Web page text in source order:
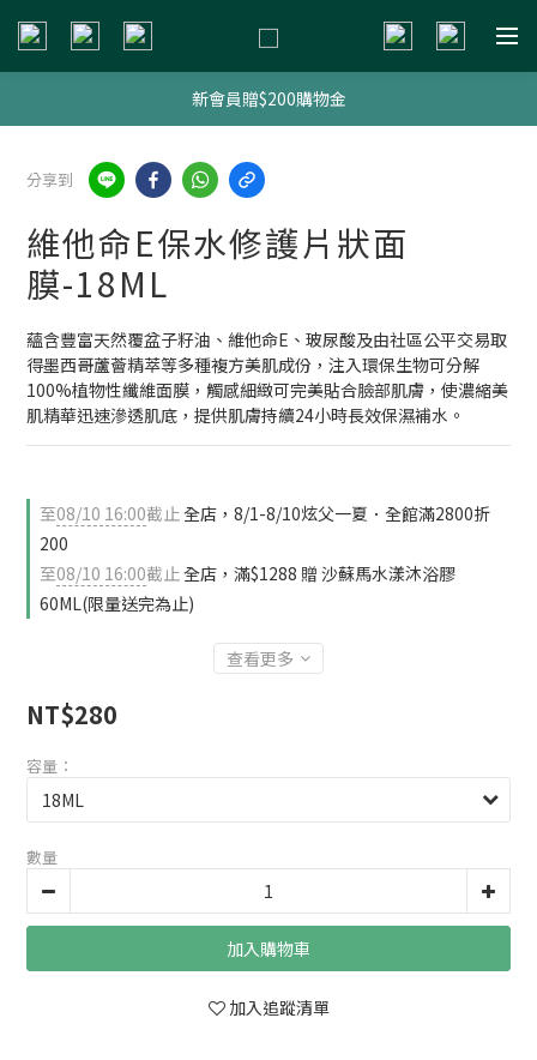
新會員贈$200購物金
新會員贈$200購物金
分享到
維他命E保水修護片狀面
膜-18ML
蘊含豐富天然覆盆子籽油、維他命E、玻尿酸及由社區公平交易取
得墨西哥蘆薈精萃等多種複方美肌成份，注入環保生物可分解
100%植物性纖維面膜，觸感細緻可完美貼合臉部肌膚，使濃縮美
肌精華迅速滲透肌底，提供肌膚持續24小時長效保濕補水。
至08/10 16:00截止全店，8/1-8/10炫父一夏．全館滿2800折
200
至08/10 16:00截止全店，滿$1288 贈 沙蘇馬水漾沐浴膠
60ML(限量送完為止)
查看更多
NT$280
容量：
數量
加入購物車
加入追蹤清單